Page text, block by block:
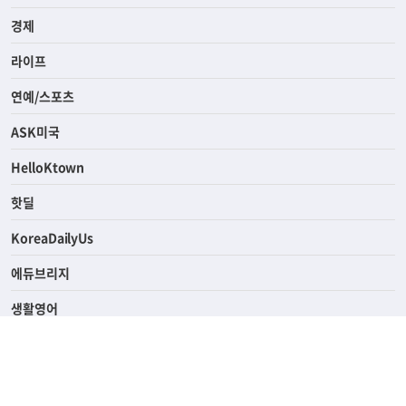
사회
경제
라이프
연예/스포츠
ASK미국
HelloKtown
핫딜
KoreaDailyUs
에듀브리지